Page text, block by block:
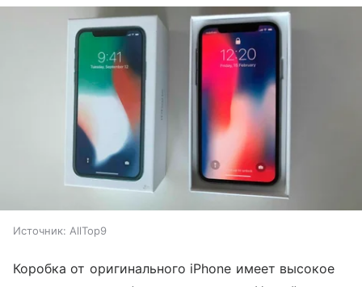
Источник: AllTop9
Коробка от оригинального iPhone имеет высокое